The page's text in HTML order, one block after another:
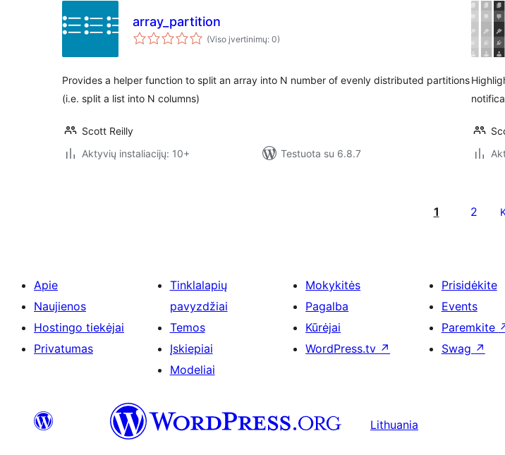
array_partition
(Viso įvertinimų: 0)
Provides a helper function to split an array into N number of evenly distributed partitions
(i.e. split a list into N columns)
Scott Reilly
Aktyvių instaliacijų: 10+
Testuota su 6.8.7
1 2
Apie
Naujienos
Hostingo tiekėjai
Privatumas
Tinklalapių
pavyzdžiai
Temos
Įskiepiai
Modeliai
Mokykitės
Pagalba
Kūrėjai
WordPress.tv ↗
Prisidėkite
Events
Paremkite
Swag ↗
Lithuania